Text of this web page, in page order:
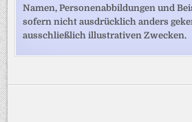
Namen, Personenabbildungen und
sofern nicht ausdrücklich anders
ausschließlich illustrativen Zwecken.